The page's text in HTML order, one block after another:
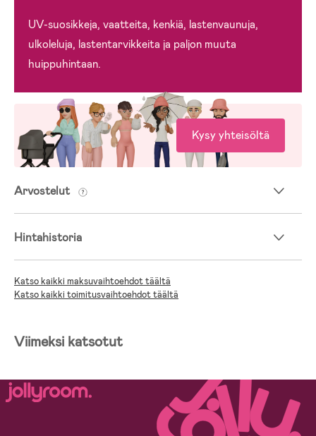
UV-suosikkeja, vaatteita, kenkiä, lastenvaunuja,
ulkoleluja, lastentarvikkeita ja paljon muuta
huippuhintaan.
Kysy yhteisöltä
Arvostelut
Hintahistoria
Katso kaikki maksuvaihtoehdot täältä
Katso kaikki toimitusvaihtoehdot täältä
Viimeksi katsotut